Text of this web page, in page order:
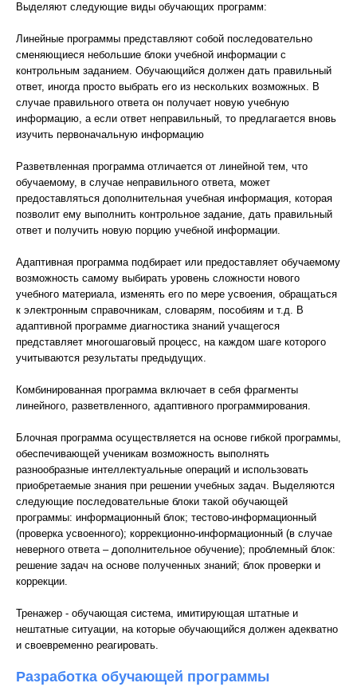
Выделяют следующие виды обучающих программ:
Линейные программы представляют собой последовательно
сменяющиеся небольшие блоки учебной информации с
контрольным заданием. Обучающийся должен дать правильный
ответ, иногда просто выбрать его из нескольких возможных. В
случае правильного ответа он получает новую учебную
информацию, а если ответ неправильный, то предлагается вновь
изучить первоначальную информацию
Разветвленная программа отличается от линейной тем, что
обучаемому, в случае неправильного ответа, может
предоставляться дополнительная учебная информация, которая
позволит ему выполнить контрольное задание, дать правильный
ответ и получить новую порцию учебной информации.
Адаптивная программа подбирает или предоставляет обучаемому
возможность самому выбирать уровень сложности нового
учебного материала, изменять его по мере усвоения, обращаться
к электронным справочникам, словарям, пособиям и т.д. В
адаптивной программе диагностика знаний учащегося
представляет многошаговый процесс, на каждом шаге которого
учитываются результаты предыдущих.
Комбинированная программа включает в себя фрагменты
линейного, разветвленного, адаптивного программирования.
Блочная программа осуществляется на основе гибкой программы,
обеспечивающей ученикам возможность выполнять
разнообразные интеллектуальные операций и использовать
приобретаемые знания при решении учебных задач. Выделяются
следующие последовательные блоки такой обучающей
программы: информационный блок; тестово-информационный
(проверка усвоенного); коррекционно-информационный (в случае
неверного ответа – дополнительное обучение); проблемный блок:
решение задач на основе полученных знаний; блок проверки и
коррекции.
Тренажер - обучающая система, имитирующая штатные и
нештатные ситуации, на которые обучающийся должен адекватно
и своевременно реагировать.
Разработка обучающей программы